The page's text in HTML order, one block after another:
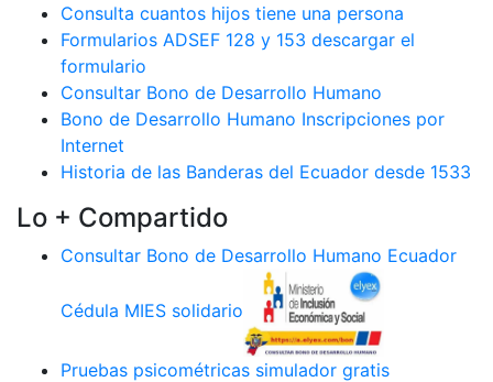
Consulta cuantos hijos tiene una persona
Formularios ADSEF 128 y 153 descargar el
formulario
Consultar Bono de Desarrollo Humano
Bono de Desarrollo Humano Inscripciones por
Internet
Historia de las Banderas del Ecuador desde 1533
Lo + Compartido
Consultar Bono de Desarrollo Humano Ecuador
Cédula MIES solidario
Pruebas psicométricas simulador gratis